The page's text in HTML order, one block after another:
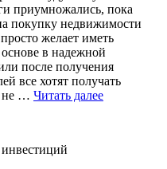
приумножались, пока
покупку недвижимости
желает иметь
в надежной
после получения
все хотят получать
не … Читать далее